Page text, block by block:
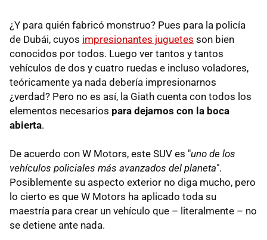
¿Y para quién fabricó monstruo? Pues para la policía
de Dubái, cuyos impresionantes juguetes son bien
conocidos por todos. Luego ver tantos y tantos
vehículos de dos y cuatro ruedas e incluso voladores,
teóricamente ya nada debería impresionarnos
¿verdad? Pero no es así, la Giath cuenta con todos los
elementos necesarios para dejarnos con la boca
abierta.
De acuerdo con W Motors, este SUV es "uno de los
vehículos policiales más avanzados del planeta".
Posiblemente su aspecto exterior no diga mucho, pero
lo cierto es que W Motors ha aplicado toda su
maestría para crear un vehículo que – literalmente – no
se detiene ante nada.